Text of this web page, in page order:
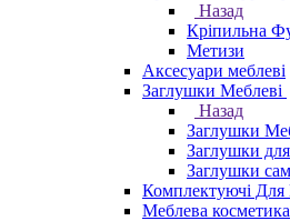
Назад
Кріпильна
Метизи
Аксесуари меблеві
Заглушки Меблеві
Назад
Заглушки
Заглушки
Заглушки
Комплектуючі Для
Меблева косметика